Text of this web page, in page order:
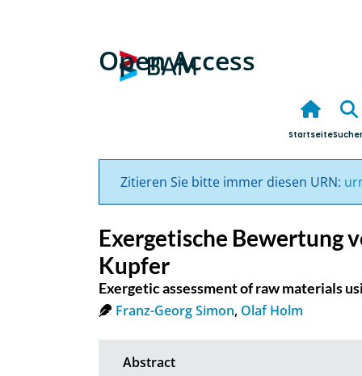
Open Access
Startseite
Zitieren Sie bitte immer diesen URN:
Exergetische Bewertung
Kupfer
Exergetic assessment of raw materials
Franz-Georg Simon, Olaf Holm